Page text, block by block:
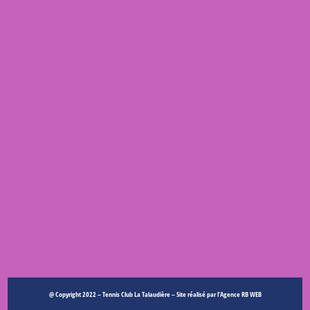
@ Copyright 2022 – Tennis Club La Talaudière – Site réalisé par l’AgenceRB WEB